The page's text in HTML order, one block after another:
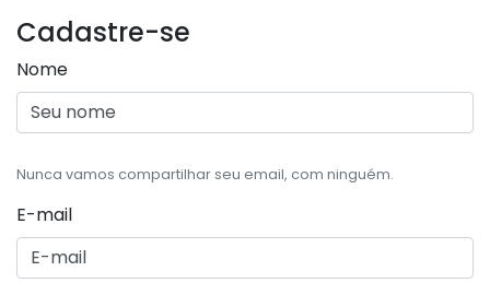
Cadastre-se
Nome
Nunca vamos compartilhar seu email, com ninguém.
E-mail